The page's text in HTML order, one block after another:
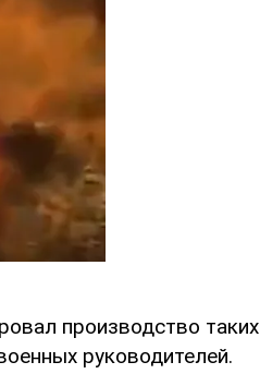
производство таких
руководителей.